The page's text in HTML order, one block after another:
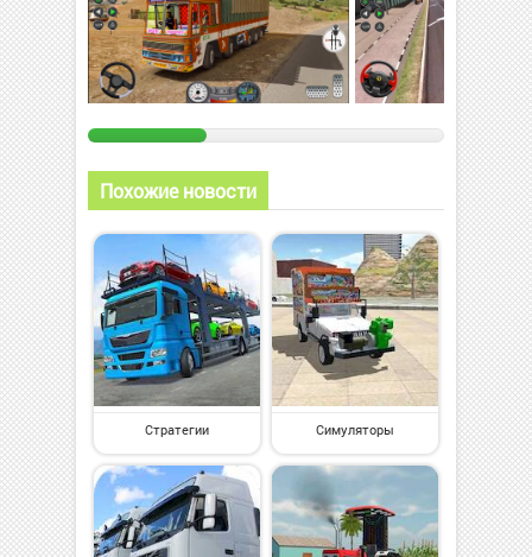
Похожие новости
Стратегии Симуляторы